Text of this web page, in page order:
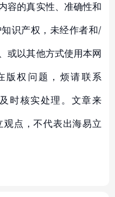
容的真实性、准确性和
识产权，未经作者和/
或以其他方式使用本网
版权问题，烦请联系
时核实处理。文章来
点，不代表出海易立